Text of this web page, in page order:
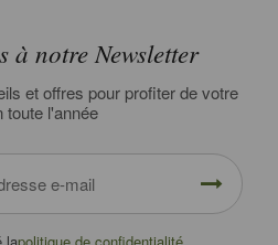
à notre Newsletter
et offres pour profiter de votre
toute l'année